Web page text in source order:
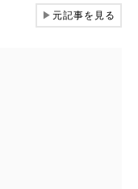
▶元記事を見る